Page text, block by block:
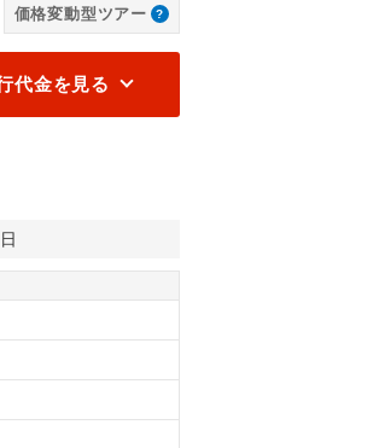
価格変動型ツアー
代金を見る